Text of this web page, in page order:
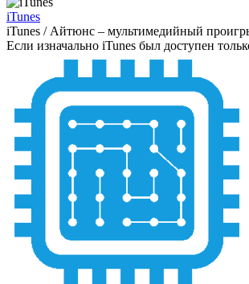
iTunes
iTunes / Айтюнс – мультимедийный
Если изначально iTunes был доступен